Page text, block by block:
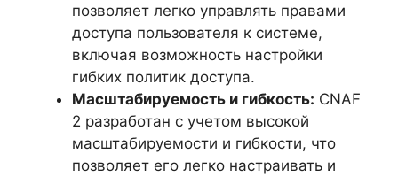
позволяет легко управлять правами
доступа пользователя к системе,
включая возможность настройки
гибких политик доступа.
Масштабируемость и гибкость: CNAF
2 разработан с учетом высокой
масштабируемости и гибкости, что
позволяет его легко настраивать и